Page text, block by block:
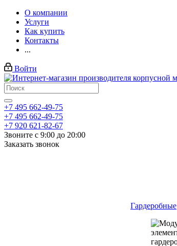
О компании
Услуги
Как купить
Контакты
...
Войти
+7 495 662-49-75
+7 495 662-49-75
+7 920 621-82-67
Звоните с 9:00 до 20:00
Заказать звонок
Гардеробные